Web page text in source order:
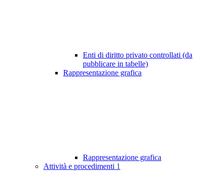
Enti di diritto privato controllati (da
pubblicare in tabelle)
Rappresentazione grafica
Rappresentazione grafica
Attività e procedimenti 1